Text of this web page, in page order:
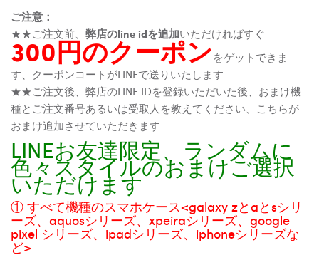
ご注意：
★★ご注文前、 弊店のline idを追加いただければすぐ
300円のクーポンをゲットできま
す、クーポンコートがLINEで送りいたします
★★ご注文後、弊店のLINE IDを登録いただいた後、おまけ機
種とご注文番号あるいは受取人を教えてください、こちらが
おまけ追加させていただきます
LINEお友達限定、ランダムに
色々スタイルのおまけご選択
いただけます
① すべて機種のスマホケース<galaxy zとaとsシリ
ーズ、aquosシリーズ、xpeiraシリーズ、google
pixel シリーズ、ipadシリーズ、iphoneシリーズな
ど>